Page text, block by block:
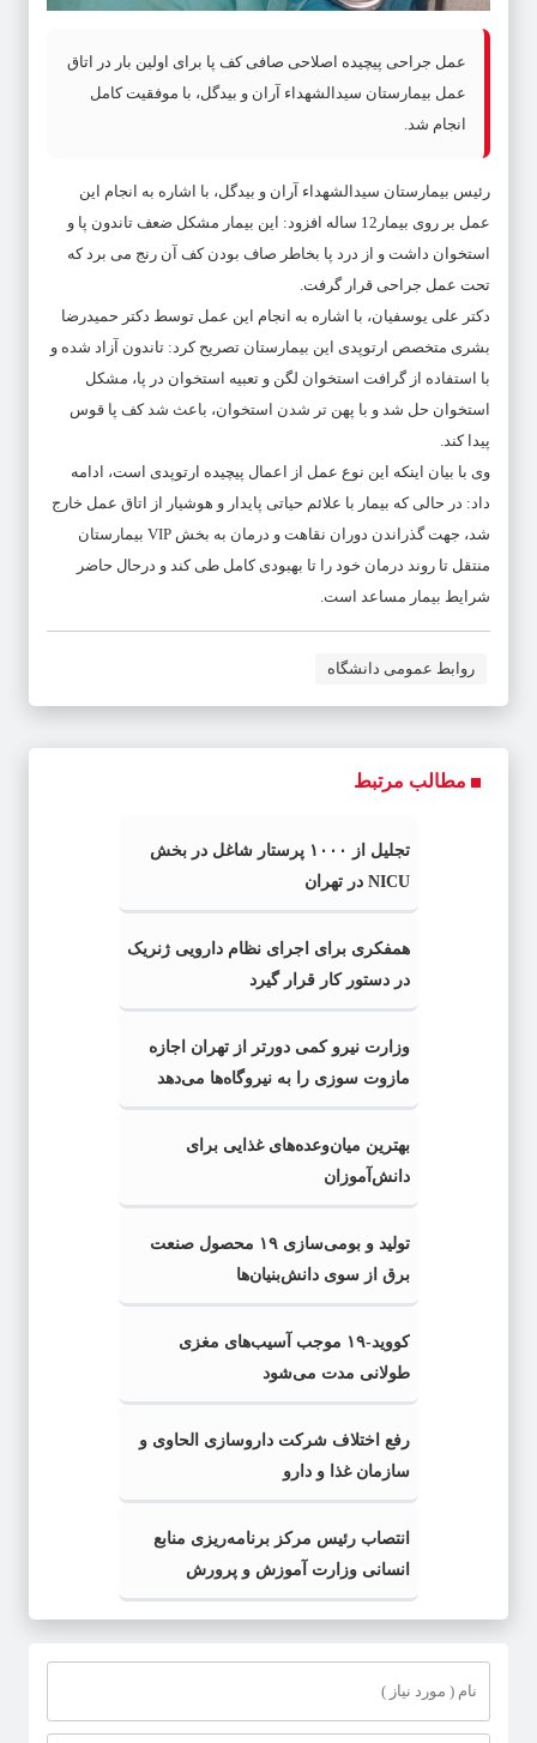
عمل جراحی پیچیده اصلاحی صافی کف پا برای اولین بار در اتاق
عمل بیمارستان سیدالشهداء آران و بیدگل، با موفقیت کامل
انجام شد.
رئیس بیمارستان سیدالشهداء آران و بیدگل، با اشاره به انجام این
عمل بر روی بیمار12 ساله افزود: این بیمار مشکل ضعف تاندون پا و
استخوان داشت و از درد پا بخاطر صاف بودن کف آن رنج می برد که
تحت عمل جراحی قرار گرفت.
دکتر علی یوسفیان، با اشاره به انجام این عمل توسط دکتر حمیدرضا
بشری متخصص ارتوپدی این بیمارستان تصریح کرد: تاندون آزاد شده و
با استفاده از گرافت استخوان لگن و تعبیه استخوان در پا، مشکل
استخوان حل شد و با پهن تر شدن استخوان، باعث شد کف پا قوس
پیدا کند.
وی با بیان اینکه این نوع عمل از اعمال پیچیده ارتوپدی است، ادامه
داد: در حالی که بیمار با علائم حیاتی پایدار و هوشیار از اتاق عمل خارج
شد، جهت گذراندن دوران نقاهت و درمان به بخش VIP بیمارستان
منتقل تا روند درمان خود را تا بهبودی کامل طی کند و درحال حاضر
شرایط بیمار مساعد است.
روابط عمومی دانشگاه
مطالب مرتبط
تجلیل از ۱۰۰۰ پرستار شاغل در بخش
NICU در تهران
همفکری برای اجرای نظام دارویی ژنریک
در دستور کار قرار گیرد
وزارت نیرو کمی دورتر از تهران اجازه
مازوت سوزی را به نیروگاه‌ها می‌دهد
بهترین میان‌وعده‌های غذایی برای
دانش‌آموزان
تولید و بومی‌سازی ۱۹ محصول صنعت
برق از سوی دانش‌بنیان‌ها
کووید-۱۹ موجب آسیب‌های مغزی
طولانی مدت می‌شود
رفع اختلاف شرکت داروسازی الحاوی و
سازمان غذا و ‎دارو
انتصاب رئیس مرکز برنامه‌ریزی منابع
انسانی وزارت آموزش و پرورش